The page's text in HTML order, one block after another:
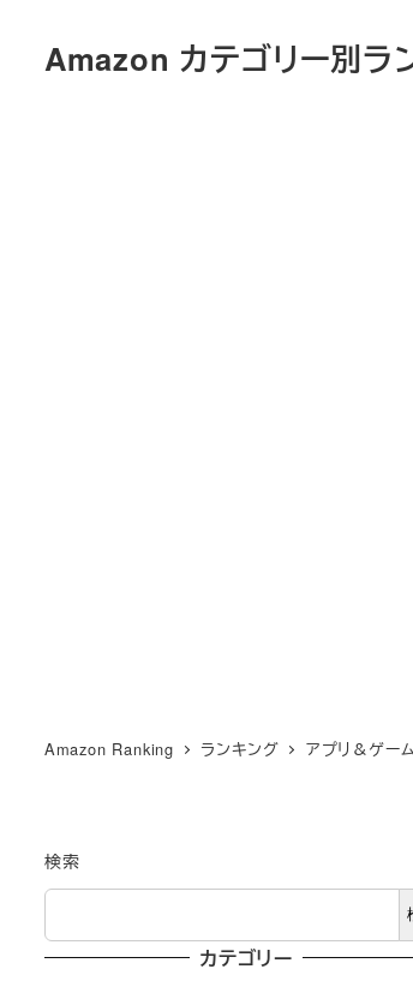
Amazon カテゴリー別ラ
Amazon Ranking ランキング アプリ＆ゲーム
検索
カテゴリー